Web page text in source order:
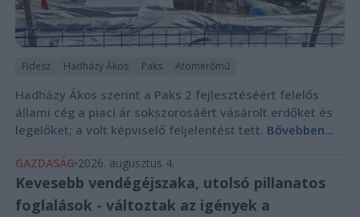
Fidesz Hadházy Ákos Paks Atomerőmű
Hadházy Ákos szerint a Paks 2 fejlesztéséért felelős
állami cég a piaci ár sokszorosáért vásárolt erdőket és
legelőket; a volt képviselő feljelentést tett. Bővebben...
GAZDASÁG 2026. augusztus 4.
Kevesebb vendégéjszaka, utolsó pillanatos
foglalások - változtak az igények a